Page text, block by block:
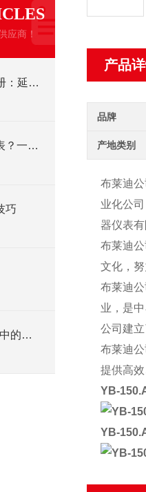
产品
品牌
产地类别
布莱迪
业化公
器仪表
布莱迪
文化，
布莱迪
业，是
公司建
布莱迪
提供高
YB-
YB-
应商！
布莱迪压力表YTH维护手册：延长使用寿命的校准与保养技巧
如何选择布莱迪BLD压力表？一文看懂法兰安装与螺纹连接差异
巧
天沐NS传感器在风洞试验中的关键应用与价值分析